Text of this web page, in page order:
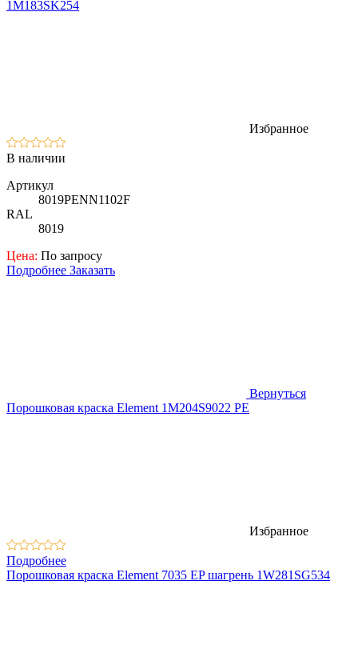
1M183SK254
Избранное
В наличии
Артикул
8019PENN1102F
RAL
8019
Цена: По запросу
Подробнее Заказать
Вернуться
Порошковая краска Element 1M204S9022 PE
Избранное
Подробнее
Порошковая краска Element 7035 EP шагрень 1W281SG534